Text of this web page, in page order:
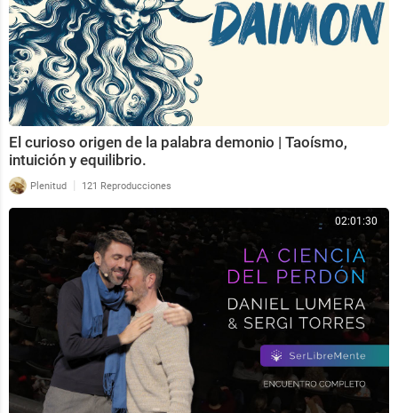
El curioso origen de la palabra demonio | Taoísmo,
intuición y equilibrio.
Plenitud | 121 Reproducciones
02:01:30